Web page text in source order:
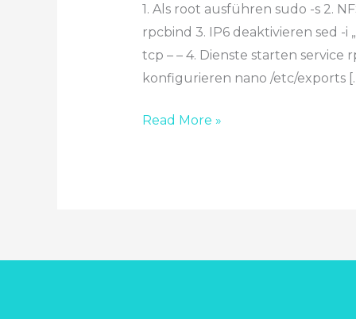
1. Als root ausführen sudo -s 2.
rpcbind 3. IP6 deaktivieren sed -
tcp – – 4. Dienste starten
konfigurieren nano /etc/exports
Read More »